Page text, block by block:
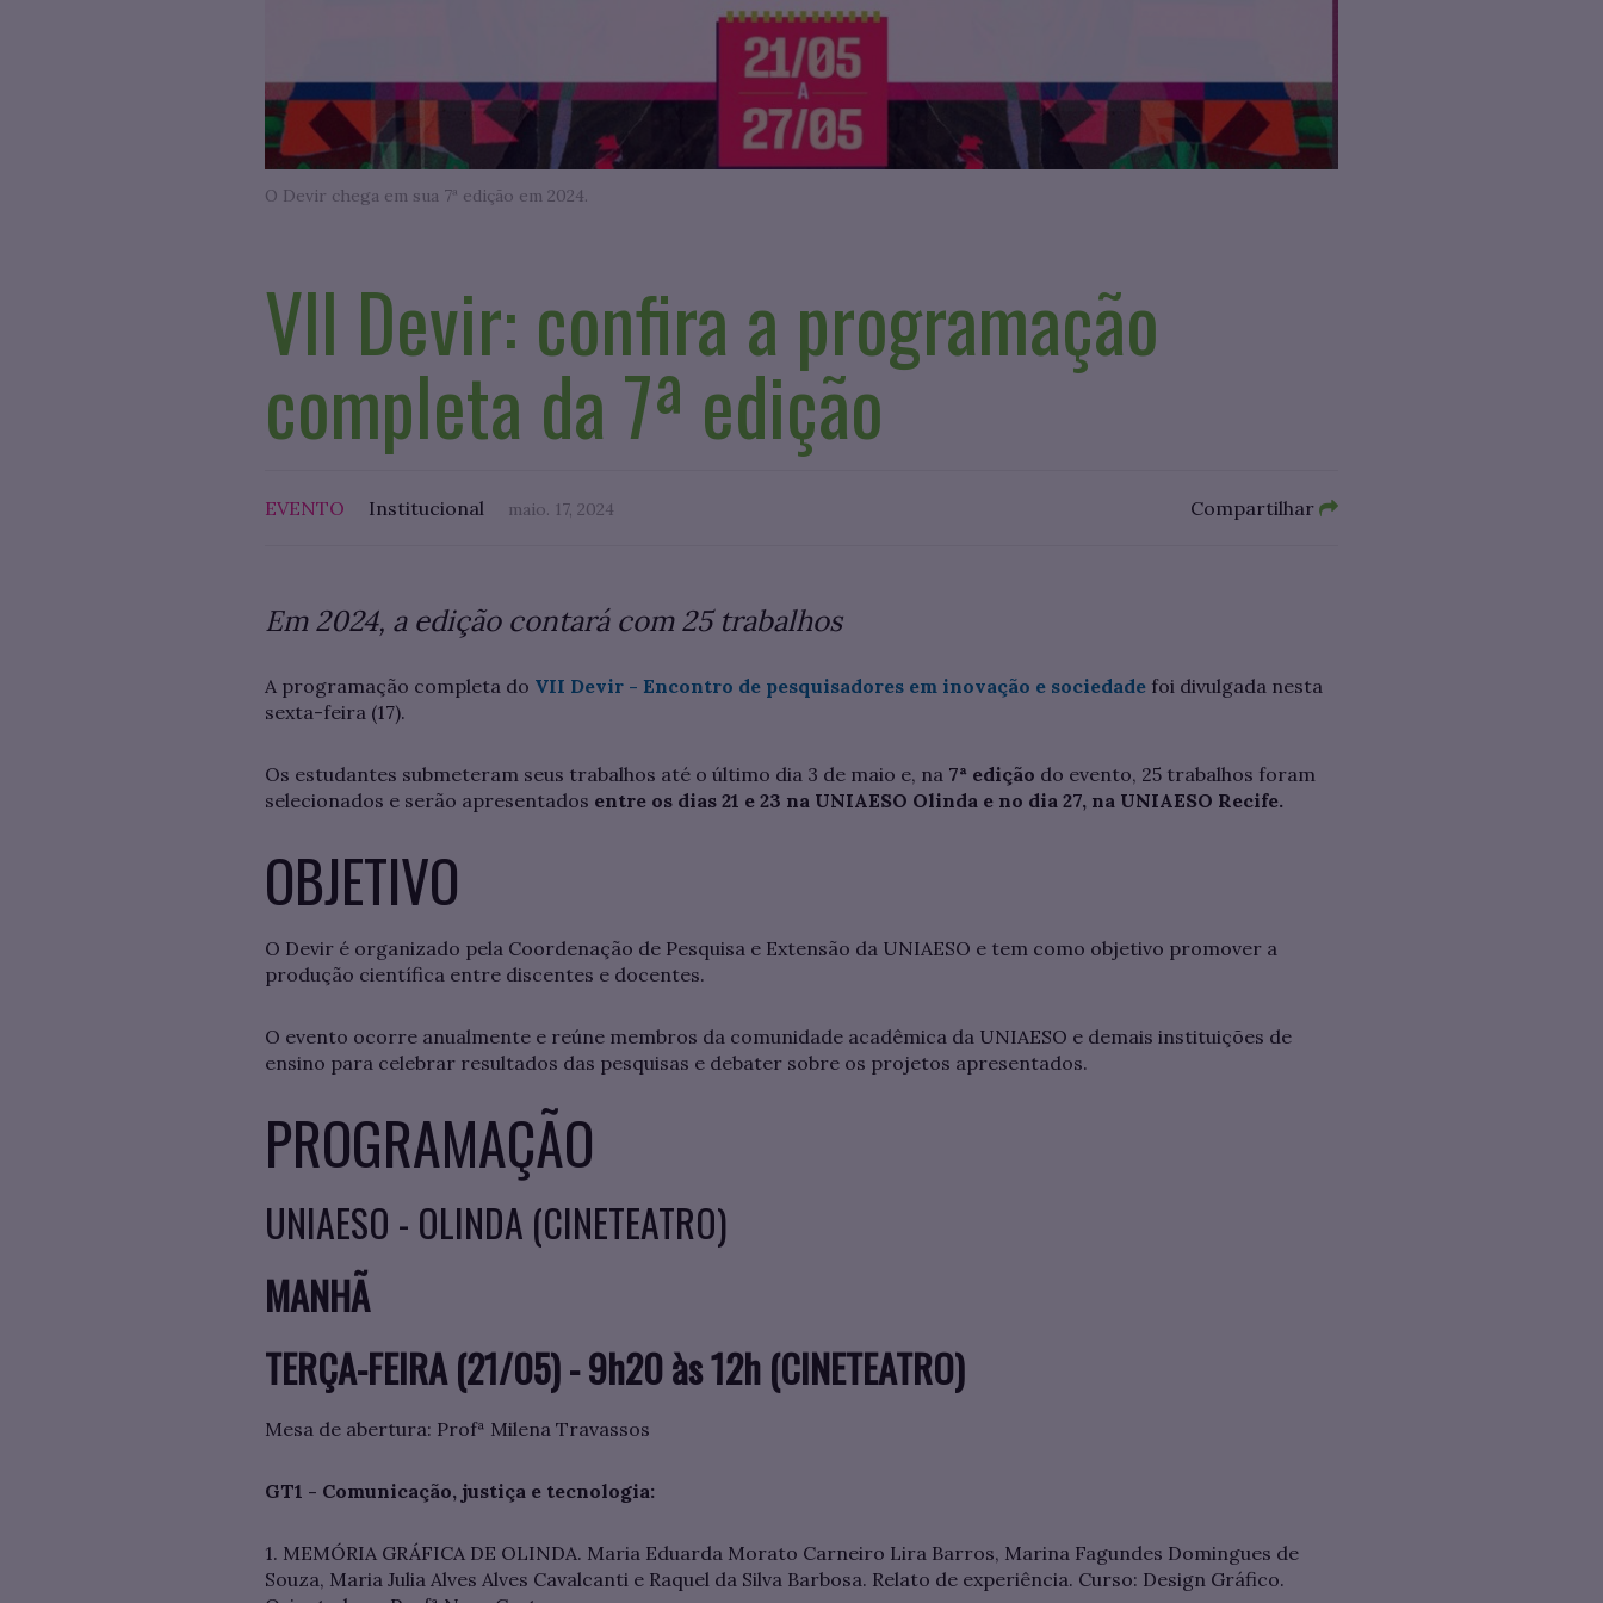
O Devir chega em sua 7ª edição em 2024.
VII Devir: confira a programação
completa da 7ª edição
EVENTO Institucional maio. 17, 2024 Compartilhar
Em 2024, a edição contará com 25 trabalhos
A programação completa do VII Devir - Encontro de pesquisadores em inovação e sociedade foi divulgada nesta
sexta-feira (17).
Os estudantes submeteram seus trabalhos até o último dia 3 de maio e, na 7ª edição do evento, 25 trabalhos foram
selecionados e serão apresentados entre os dias 21 e 23 na UNIAESO Olinda e no dia 27, na UNIAESO Recife.
OBJETIVO
O Devir é organizado pela Coordenação de Pesquisa e Extensão da UNIAESO e tem como objetivo promover a
produção científica entre discentes e docentes.
O evento ocorre anualmente e reúne membros da comunidade acadêmica da UNIAESO e demais instituições de
ensino para celebrar resultados das pesquisas e debater sobre os projetos apresentados.
PROGRAMAÇÃO
UNIAESO - OLINDA (CINETEATRO)
MANHÃ
TERÇA-FEIRA (21/05) - 9h20 às 12h (CINETEATRO)
Mesa de abertura: Profª Milena Travassos
GT1 - Comunicação, justiça e tecnologia:
1. MEMÓRIA GRÁFICA DE OLINDA. Maria Eduarda Morato Carneiro Lira Barros, Marina Fagundes Domingues de
Souza, Maria Julia Alves Alves Cavalcanti e Raquel da Silva Barbosa. Relato de experiência. Curso: Design Gráfico.